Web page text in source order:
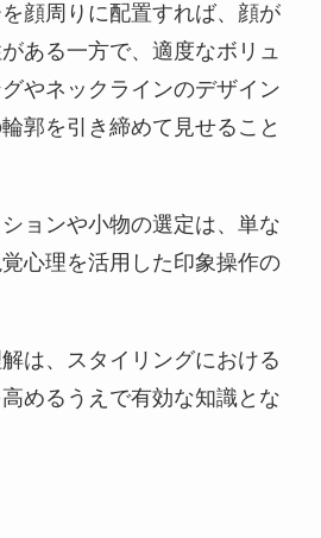
顔周りに配置すれば、顔が
ある一方で、適度なボリュ
やネックラインのデザイン
郭を引き締めて見せること
ョンや小物の選定は、単な
心理を活用した印象操作の
は、スタイリングにおける
高めるうえで有効な知識とな